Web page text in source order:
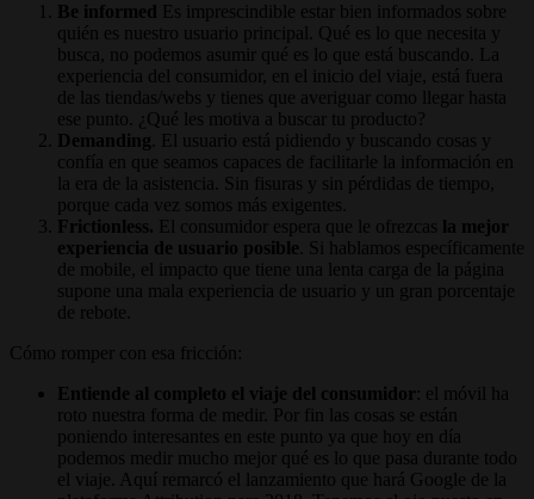
Be informed Es imprescindible estar bien informados sobre
quién es nuestro usuario principal. Qué es lo que necesita y
busca, no podemos asumir qué es lo que está buscando. La
experiencia del consumidor, en el inicio del viaje, está fuera
de las tiendas/webs y tienes que averiguar como llegar hasta
ese punto. ¿Qué les motiva a buscar tu producto?
Demanding . El usuario está pidiendo y buscando cosas y
confía en que seamos capaces de facilitarle la información en
la era de la asistencia. Sin fisuras y sin pérdidas de tiempo,
porque cada vez somos más exigentes.
Frictionless. El consumidor espera que le ofrezcas la mejor
experiencia de usuario posible . Si hablamos específicamente
de mobile, el impacto que tiene una lenta carga de la página
supone una mala experiencia de usuario y un gran porcentaje
de rebote.
Cómo romper con esa fricción:
Entiende al completo el viaje del consumidor
: el móvil ha
roto nuestra forma de medir. Por fin las cosas se están
poniendo interesantes en este punto ya que hoy en día
podemos medir mucho mejor qué es lo que pasa durante todo
el viaje. Aquí remarcó el lanzamiento que hará Google de la